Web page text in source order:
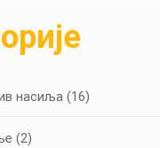
насиља (16)
(2)